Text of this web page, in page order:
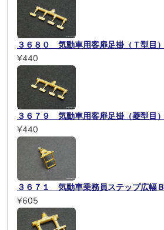
３６８０ 気動車用客扉足掛（Ｔ型目）
¥440
３６７９ 気動車用客扉足掛（菱型目）
¥440
３６７１ 気動車乗務員ステップ広幅Ｂ
¥605